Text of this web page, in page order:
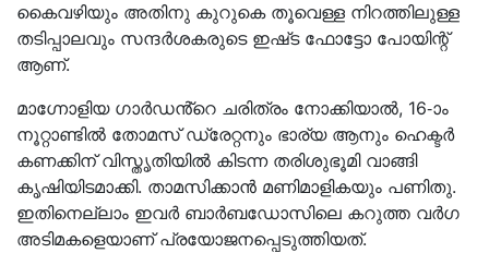
കൈവഴിയും അതിനു കുറുകെ തൂവെള്ള നിറത്തിലുള്ള
തടിപ്പാലവും സന്ദർശകരുടെ ഇഷ്‌ട ഫോട്ടോ പോയിന്റ്
ആണ്.
മാഗ്നോളിയ ഗാർഡൻ്റെ ചരിത്രം നോക്കിയാൽ, 16-ാം
നൂറ്റാണ്ടിൽ തോമസ് ഡ്രേറ്റനും ഭാര്യ ആനും ഹെക്ട‌ർ
കണക്കിന് വിസ്തൃതിയിൽ കിടന്ന തരിശുഭൂമി വാങ്ങി
കൃഷിയിടമാക്കി. താമസിക്കാൻ മണിമാളികയും പണിതു.
ഇതിനെല്ലാം ഇവർ ബാർബഡോസിലെ കറുത്ത വർഗ
അടിമകളെയാണ് പ്രയോജനപ്പെടുത്തിയത്.